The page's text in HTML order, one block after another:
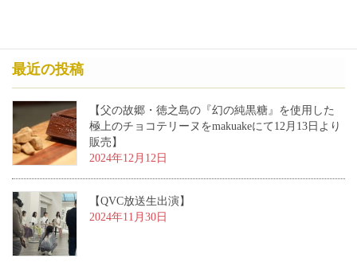
最近の投稿
【父の故郷・徳之島の『幻の純黒糖』を使用した
極上のチョコテリーヌをmakuakeにて12月13日より
販売】
2024年12月12日
【QVC放送生出演】
2024年11月30日